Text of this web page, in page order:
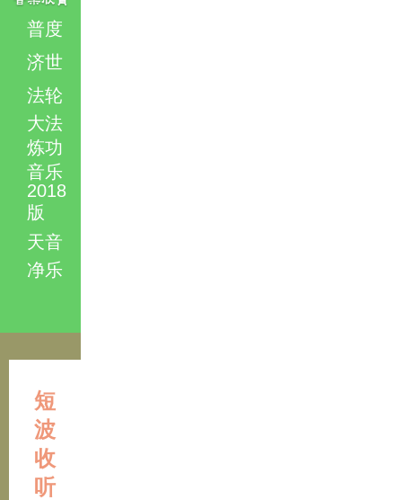
普度
济世
法轮
大法
炼功
音乐
2018
版
天音
净乐
短
波
收
听